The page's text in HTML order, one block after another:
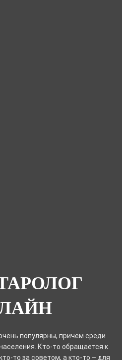
популярны, причем среди
Кто-то обращается к
то за советом, а кто-то – для